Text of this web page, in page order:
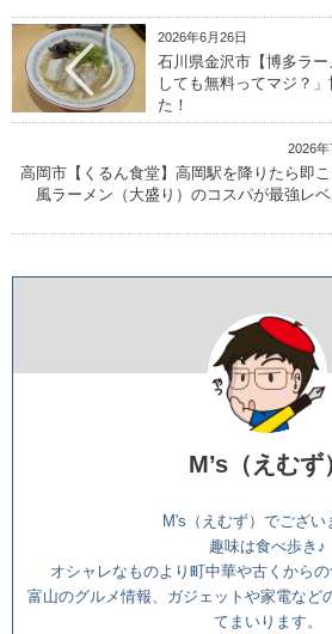
2026年6月26日
石川県金沢市【博多ラ
しても無料ってマジ？
た！
2026年
高岡市【くるん食堂】高岡駅を降りたら即
風ラーメン（大盛り）のコスパが最強レ
M’s（えむず
M's（えむず）でござい
趣味は食べ歩き♪
オシャレなものより町中華や古くからの
富山のグルメ情報、ガジェットや家電など
てまいります。